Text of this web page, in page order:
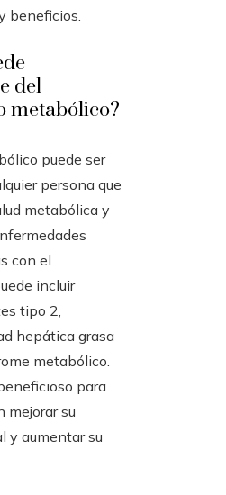
beneficios.
del
metabólico?
puede ser
persona que
metabólica y
con el
incluir
tipo 2,
hepática grasa
metabólico.
para
mejorar su
y aumentar su